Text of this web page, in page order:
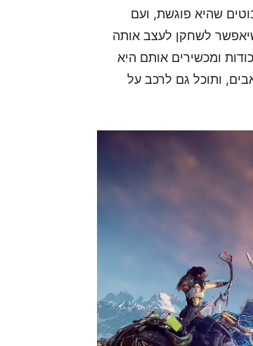
שהיא פוגשת, ועם
לשחקן לעצב אותה
ומכשירים אותם היא
ותוכל גם לרכב על